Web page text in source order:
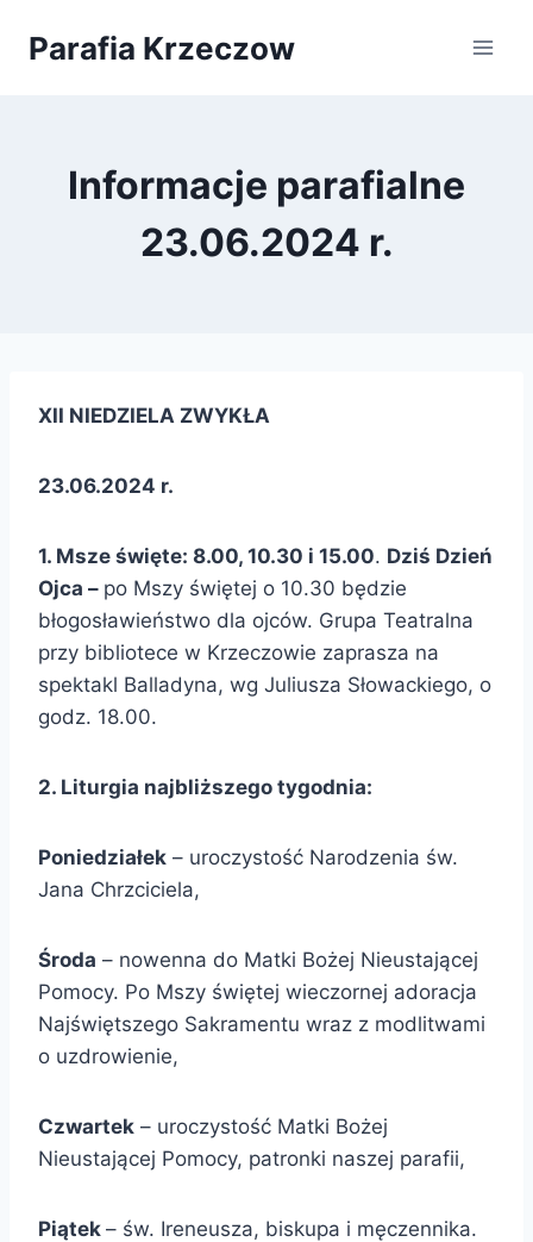
Parafia Krzeczow
Informacje parafialne
23.06.2024 r.
XII NIEDZIELA ZWYKŁA
23.06.2024 r.
1. Msze święte: 8.00, 10.30 i 15.00. Dziś Dzień
Ojca – po Mszy świętej o 10.30 będzie
błogosławieństwo dla ojców. Grupa Teatralna
przy bibliotece w Krzeczowie zaprasza na
spektakl Balladyna, wg Juliusza Słowackiego, o
godz. 18.00.
2. Liturgia najbliższego tygodnia:
Poniedziałek – uroczystość Narodzenia św.
Jana Chrzciciela,
Środa – nowenna do Matki Bożej Nieustającej
Pomocy. Po Mszy świętej wieczornej adoracja
Najświętszego Sakramentu wraz z modlitwami
o uzdrowienie,
Czwartek – uroczystość Matki Bożej
Nieustającej Pomocy, patronki naszej parafii,
Piątek – św. Ireneusza, biskupa i męczennika.